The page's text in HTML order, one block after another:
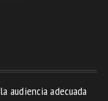
audiencia adecuada